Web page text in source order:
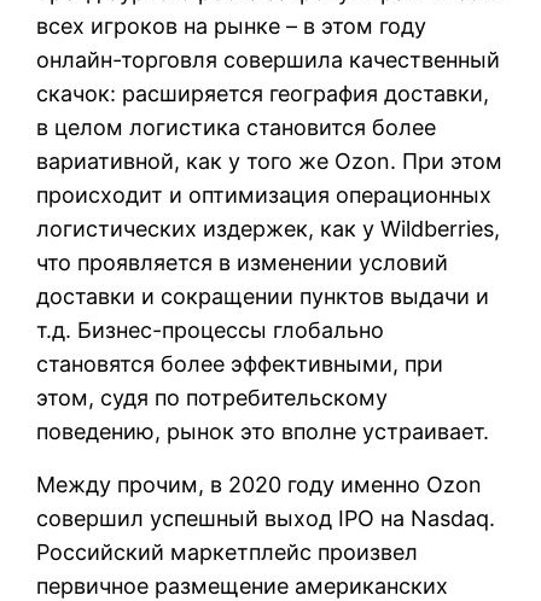
всех игроков на рынке – в этом году
онлайн-торговля совершила качественный
скачок: расширяется география доставки,
в целом логистика становится более
вариативной, как у того же Ozon. При этом
происходит и оптимизация операционных
логистических издержек, как у Wildberries,
что проявляется в изменении условий
доставки и сокращении пунктов выдачи и
т.д. Бизнес-процессы глобально
становятся более эффективными, при
этом, судя по потребительскому
поведению, рынок это вполне устраивает.
Между прочим, в 2020 году именно Ozon
совершил успешный выход IPO на Nasdaq.
Российский маркетплейс произвел
первичное размещение американских